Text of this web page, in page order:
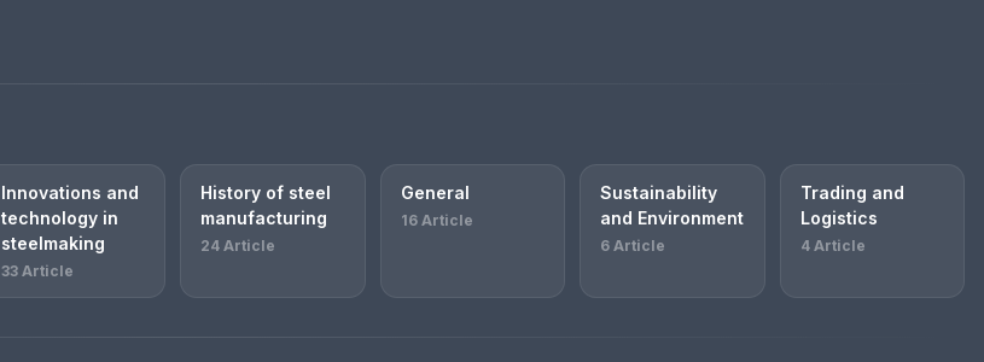
Innovations and
technology in
steelmaking
33 Article
History of steel
manufacturing
24 Article
General
16 Article
Sustainability
and Environment
6 Article
Trading and
Logistics
4 Article